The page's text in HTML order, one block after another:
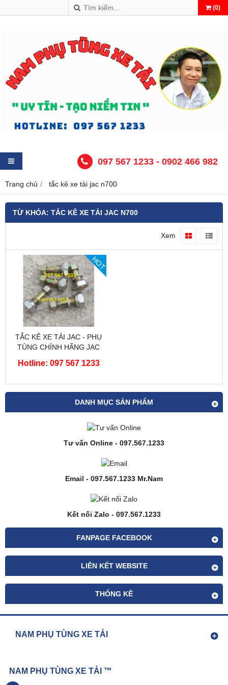
(0)
097 567 1233 - 0902 466 982
Trang chủ tắc kê xe tải jac n700
DANH MỤC SẢN PHẨM
Tư vấn Online - 097.567.1233
Email - 097.567.1233 Mr.Nam
Kết nối Zalo - 097.567.1233
FANPAGE FACEBOOK
LIÊN KẾT WEBSITE
THỐNG KÊ
TỪ KHÓA: TẮC KÊ XE TẢI JAC N700
Xem
HOT
TẮC KÊ XE TẢI JAC - PHỤ
TÙNG CHÍNH HÃNG JAC
Hotline: 097 567 1233
NAM PHỤ TÙNG XE TẢI
NAM PHỤ TÙNG XE TẢI ™